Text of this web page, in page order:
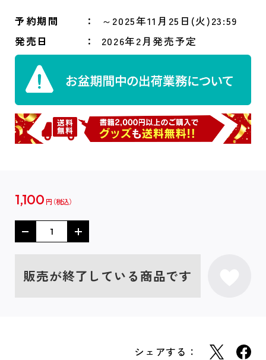
予約期間
～2025年11月25日(火)23:59
発売日
2026年2月発売予定
1,100 円
販売が終了している商品です
シェアする：